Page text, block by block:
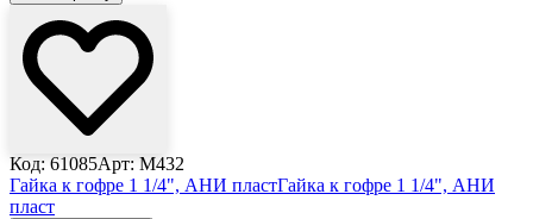
Код: 61085Арт: M432
Гайка к гофре 1 1/4", АНИ пластГайка к гофре 1 1/4", АНИ
пласт